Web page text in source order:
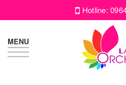
Hotline:
MENU